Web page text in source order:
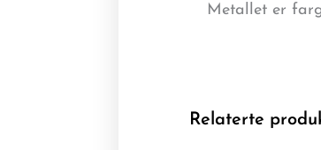
Metallet er
Relaterte